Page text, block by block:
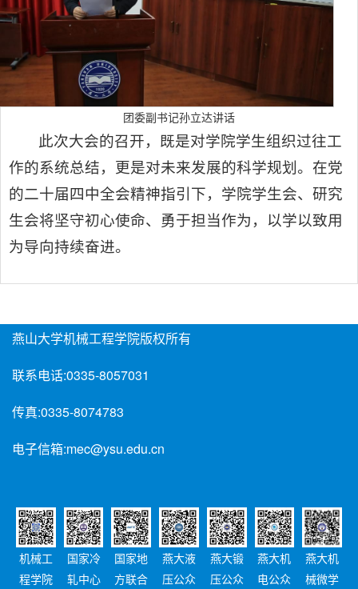
团委副书记孙立达讲话
此次大会的召开，既是对学院学生组织过往工
作的系统总结，更是对未来发展的科学规划。在党
的二十届四中全会精神指引下，学院学生会、研究
生会将坚守初心使命、勇于担当作为，以学以致用
为导向持续奋进。
燕山大学机械工程学院版权所有
联系电话:0335-8057031
传真:0335-8074783
电子信箱:mec@ysu.edu.cn
机械工
程学院
国家冷
轧中心
国家地
方联合
燕大液
压公众
燕大锻
压公众
燕大机
电公众
燕大机
械微学